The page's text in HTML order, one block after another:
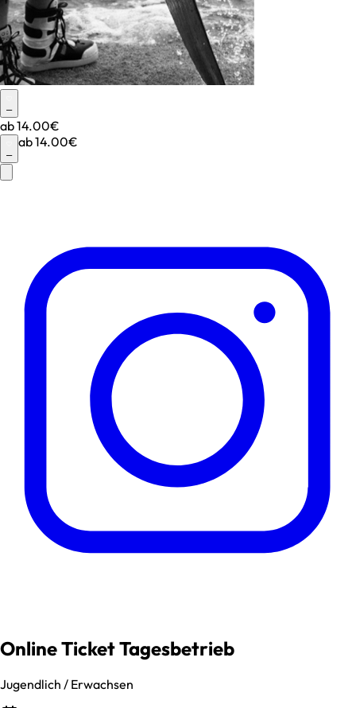
–
ab14.00€
–
ab14.00€
Online Ticket Tagesbetrieb
Jugendlich / Erwachsen